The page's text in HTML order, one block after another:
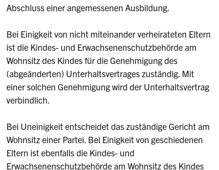
Abschluss einer angemessenen Ausbildung.
Bei Einigkeit von nicht miteinander verheirateten Eltern
ist die Kindes- und Erwachsenenschutzbehörde am
Wohnsitz des Kindes für die Genehmigung des
(abgeänderten) Unterhaltsvertrages zuständig. Mit
einer solchen Genehmigung wird der Unterhaltsvertrag
verbindlich.
Bei Uneinigkeit entscheidet das zuständige Gericht am
Wohnsitz einer Partei. Bei Einigkeit von geschiedenen
Eltern ist ebenfalls die Kindes- und
Erwachsenenschutzbehörde am Wohnsitz des Kindes